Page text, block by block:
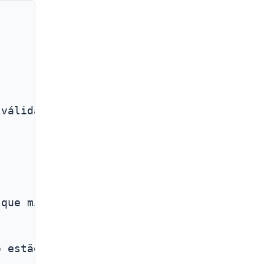
até 23/11/2009, e sua impressão
minha chave antiga expirou em 15-
estão lendo isto usando um